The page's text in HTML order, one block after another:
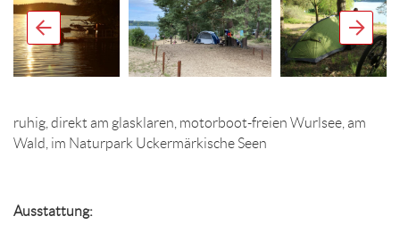
ruhig, direkt am glasklaren, motorboot-freien Wurlsee, am
Wald, im Naturpark Uckermärkische Seen
Ausstattung: